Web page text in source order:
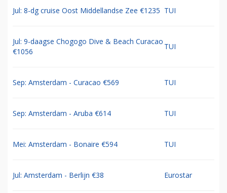
Jul: 8-dg cruise Oost Middellandse Zee €1235 TUI
Jul: 9-daagse Chogogo Dive & Beach Curacao
€1056
TUI
Sep: Amsterdam - Curacao €569 TUI
Sep: Amsterdam - Aruba €614 TUI
Mei: Amsterdam - Bonaire €594 TUI
Jul: Amsterdam - Berlijn €38 Eurostar